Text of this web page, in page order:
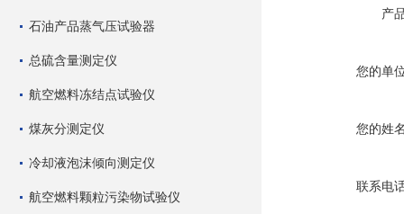
石油产品蒸气压试验器
总硫含量测定仪
航空燃料冻结点试验仪
煤灰分测定仪
冷却液泡沫倾向测定仪
航空燃料颗粒污染物试验仪
产
您的单
您的姓
联系电